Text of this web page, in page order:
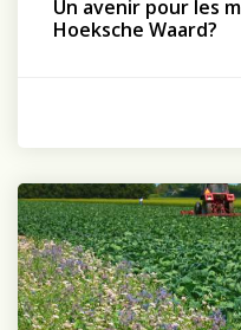
Un avenir pour les
Hoeksche Waard?